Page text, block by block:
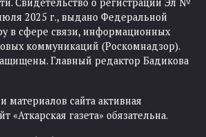
2025 г., выдано Федеральной
в сфере связи, информационных
коммуникаций (Роскомнадзор).
Главный редактор Бадикова
материалов сайта активная
«Аткарская газета» обязательна.